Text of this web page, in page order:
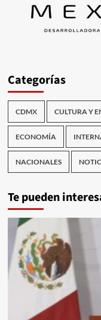
Categorías
CDMX CULTURA Y
ECONOMÍA
NACIONALES
Te pueden